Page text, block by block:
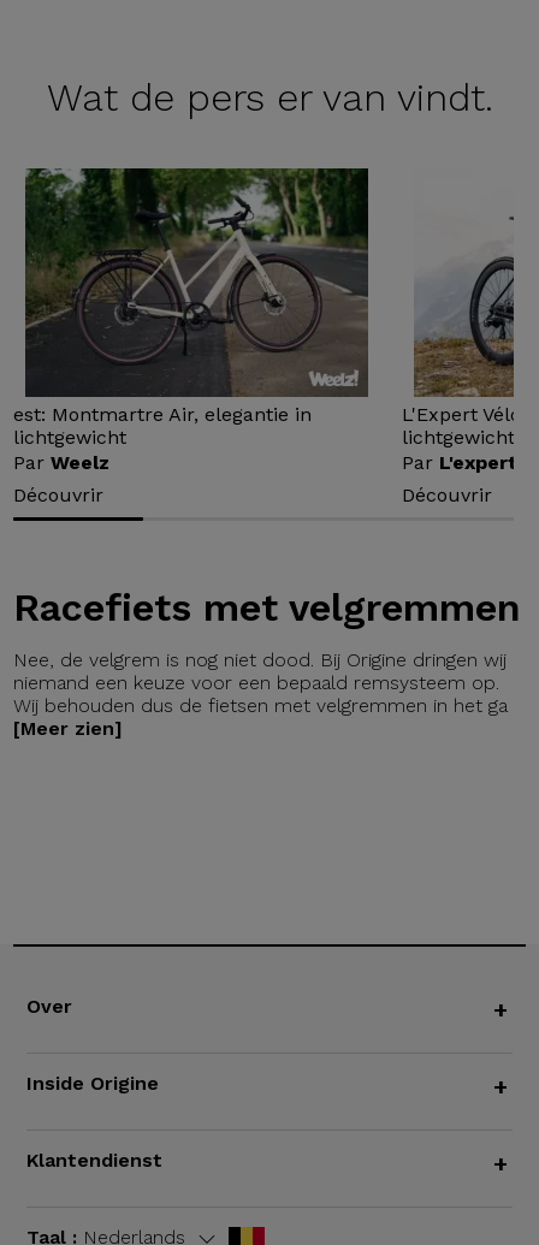
Wat de pers er van vindt.
est: Montmartre Air, elegantie in
lichtgewicht
ParWeelz
Découvrir
L'Expert Vélo
lichtgewicht...
Par L'expert
Découvrir
Racefiets met velgremmen
Nee, de velgrem is nog niet dood. Bij Origine dringen wij
niemand een keuze voor een bepaald remsysteem op.
Wij behouden dus de fietsen met velgremmen in het ga
[Meer zien]
Over +
Inside Origine +
Klantendienst +
Taal : Nederlands